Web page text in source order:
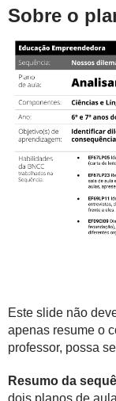
Sobre o
Este slide não
apenas resume o
professor, possa
Resumo da
dois planos de